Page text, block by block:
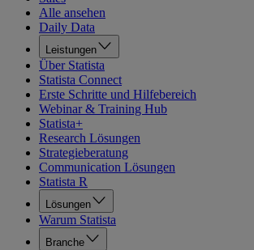
Alle ansehen
Daily Data
Leistungen
Über Statista
Statista Connect
Erste Schritte und Hilfebereich
Webinar & Training Hub
Statista+
Research Lösungen
Strategieberatung
Communication Lösungen
Statista R
Lösungen
Warum Statista
Branche